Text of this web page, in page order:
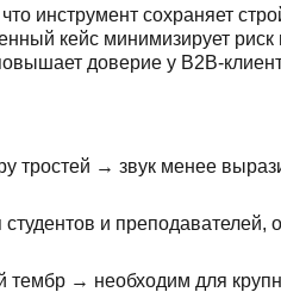
инструмент сохраняет
кейс минимизирует
доверие у B2B-
тростей → звук менее
и преподавателей,
→ необходим для